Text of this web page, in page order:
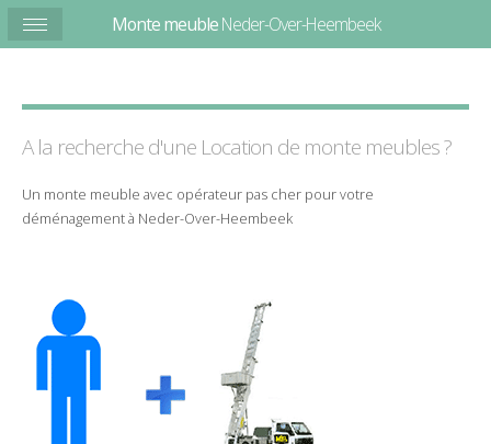
A la recherche d'une Location de monte meubles?
Un monte meuble avec opérateur pas cher pour votre
déménagementà Neder-Over-Heembeek
Monte meubleNeder-Over-Heembeek